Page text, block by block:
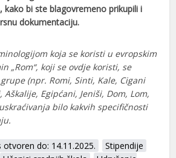
kako bi ste blagovremeno prikupili i
dokumentaciju.
koja se koristi u evropskim
„Rom“, koji se ovdje koristi, se
(npr. Romi, Sinti, Kale, Cigani
Aškalije, Egipćani, Jeniši, Dom, Lom,
bilo kakvih specifičnosti
otvoren do: 14.11.2025.
Stipendije